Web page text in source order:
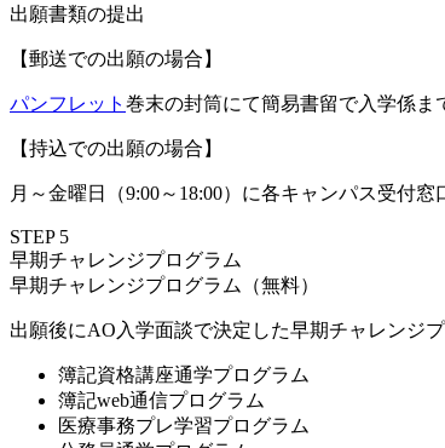
出願書類の提出
【郵送での出願の場合】
パンフレット 巻末の封筒にて簡易書留で入学係ま
【持込での出願の場合】
月～金曜日（9:00～18:00）に各キャンパス受付窓
STEP 5
早期チャレンジプログラム
早期チャレンジプログラム（無料）
出願後にAO入学面談で決定した早期チャレンジ
簿記資格講座通学プログラム
簿記web通信プログラム
医療事務プレ学習プログラム